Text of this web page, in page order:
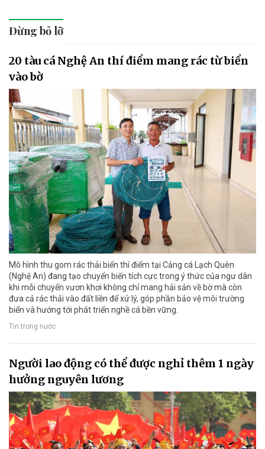
Đừng bỏ lỡ
20 tàu cá Nghệ An thí điểm mang rác từ biển
vào bờ
Mô hình thu gom rác thải biển thí điểm tại Cảng cá Lạch Quèn
(Nghệ An) đang tạo chuyển biến tích cực trong ý thức của ngư dân
khi mỗi chuyến vươn khơi không chỉ mang hải sản về bờ mà còn
đưa cả rác thải vào đất liền để xử lý, góp phần bảo vệ môi trường
biển và hướng tới phát triển nghề cá bền vững.
Tin trong nước
Người lao động có thể được nghỉ thêm 1 ngày
hưởng nguyên lương